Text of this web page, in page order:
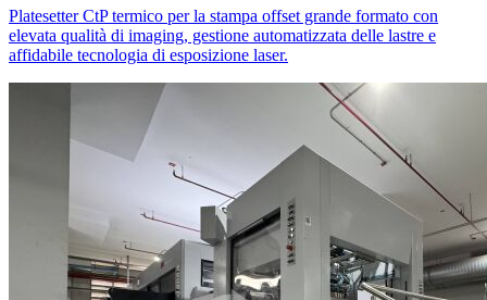
Platesetter CtP termico per la stampa offset grande formato con
elevata qualità di imaging, gestione automatizzata delle lastre e
affidabile tecnologia di esposizione laser.